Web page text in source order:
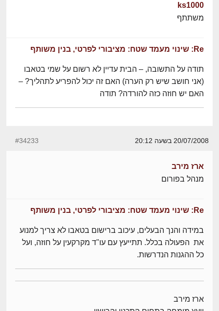
ks1000
משתתף
Re: שינוי מעמד שטח: מציבורי לפרטי, בנין משותף
תודה על התשובה, – הבית עדיין לא רשום על שמי בטאבו
(אני חושב שיש רק הערה) האם זה יכול להפריע לתהליך? –
האם יש חוזה כזה להורדה? תודה
20/07/2008 בשעה 20:12 #34233
ארז מירב
מנהל בפורום
Re: שינוי מעמד שטח: מציבורי לפרטי, בנין משותף
במידה והנך הבעלים, עיכוב ברישום בטאבו לא צריך למנוע
את הפעולה בכלל. תתייעץ עם עו"ד מקרקעין על חוזה, ועל
כל ההגנות הנדרשות.
ארז מירב